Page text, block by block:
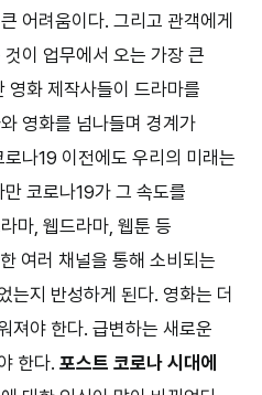
어려움이다. 그리고 관객에게
이 업무에서 오는 가장 큰
영화 제작사들이 드라마를
영화를 넘나들며 경계가
로나19 이전에도 우리의 미래는
만 코로나19가 그 속도를
마, 웹드라마, 웹툰 등
여러 채널을 통해 소비되는
는지 반성하게 된다. 영화는 더
져야 한다. 급변하는 새로운
한다. 포스트 코로나 시대에